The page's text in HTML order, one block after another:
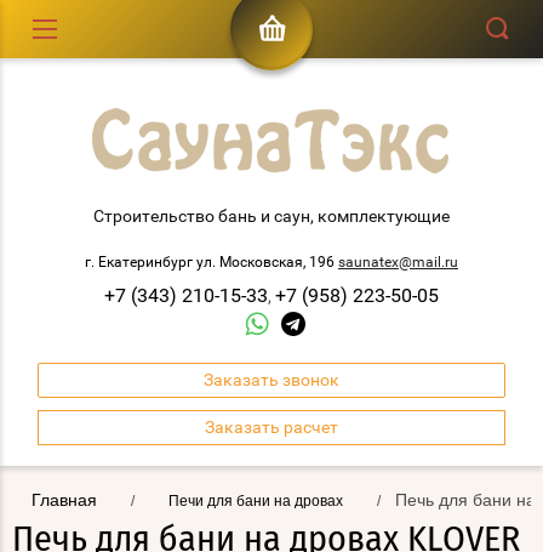
Строительство бань и саун, комплектующие
г. Екатеринбург ул. Московская, 196 saunatex@mail.ru
+7 (343) 210-15-33, +7 (958) 223-50-05
Заказать звонок
Заказать расчет
Главная / Печи для бани на дровах / Печь для бани на
Печь для бани на дровах KLOVER